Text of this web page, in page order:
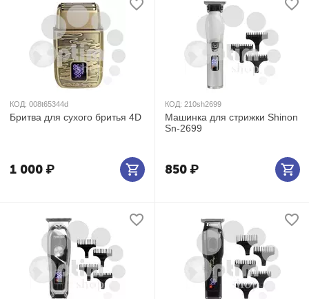
КОД: 008t65344d
Бритва для сухого бритья 4D
1 000₽
КОД: 210sh2699
Машинка для стрижки Shinon
Sn-2699
850₽